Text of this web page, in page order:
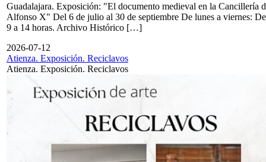
Guadalajara. Exposición: "El documento medieval en la Cancillería
Alfonso X" Del 6 de julio al 30 de septiembre De lunes a viernes: De
9 a 14 horas. Archivo Histórico […]
2026-07-12
Atienza. Exposición. Reciclavos
Atienza. Exposición. Reciclavos